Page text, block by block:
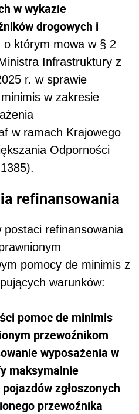
w wykazie
drogowych i
o którym mowa w § 2
Infrastruktury z
r. w sprawie
w zakresie
w ramach Krajowego
Odporności
refinansowania
refinansowania
pomocy de minimis z
warunków:
pomoc de minimis
przewoźnikom
wyposażenia w
maksymalnie
zgłoszonych
przewoźnika